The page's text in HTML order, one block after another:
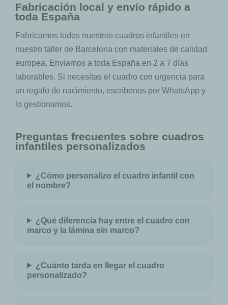
Fabricación local y envío rápido a
toda España
Fabricamos todos nuestros cuadros infantiles en
nuestro taller de Barcelona con materiales de calidad
europea. Enviamos a toda España en 2 a 7 días
laborables. Si necesitas el cuadro con urgencia para
un regalo de nacimiento, escríbenos por WhatsApp y
lo gestionamos.
Preguntas frecuentes sobre cuadros
infantiles personalizados
¿Cómo personalizo el cuadro infantil con
el nombre?
¿Qué diferencia hay entre el cuadro con
marco y la lámina sin marco?
¿Cuánto tarda en llegar el cuadro
personalizado?